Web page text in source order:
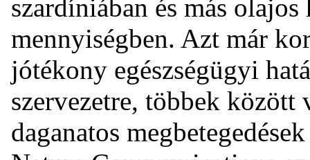
szardíniában és más
mennyiségben. Azt már
jótékony egészségügyi
szervezetre, többek között
daganatos